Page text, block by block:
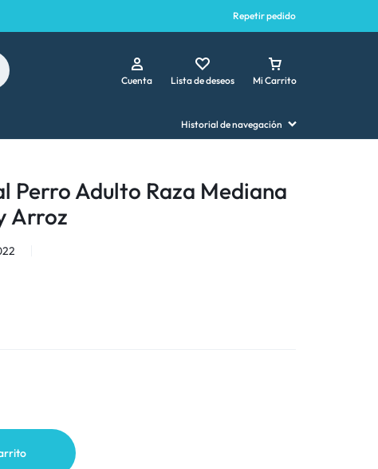
Repetir pedido
Cuenta Lista de deseos Mi Carrito
Historial de navegación
Perro Adulto Raza Mediana
Arroz